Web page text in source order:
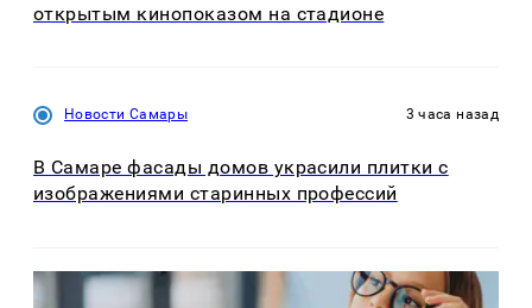
открытым кинопоказом на стадионе
Новости Самары 3 часа назад
В Самаре фасады домов украсили плитки с
изображениями старинных профессий